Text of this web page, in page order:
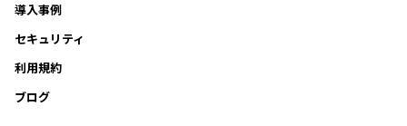
導入事例
セキュリティ
利用規約
ブログ